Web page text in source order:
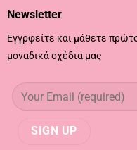
Newsletter
Εγγρφείτε και μάθετε
μοναδικά σχέδια μας